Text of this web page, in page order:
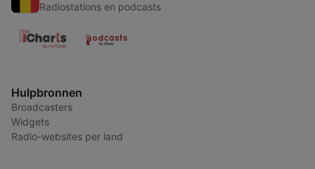
Radiostations en podcasts
Hulpbronnen
Broadcasters
Widgets
Radio-websites per land